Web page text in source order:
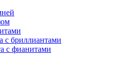
с бриллиантами
с фианитами